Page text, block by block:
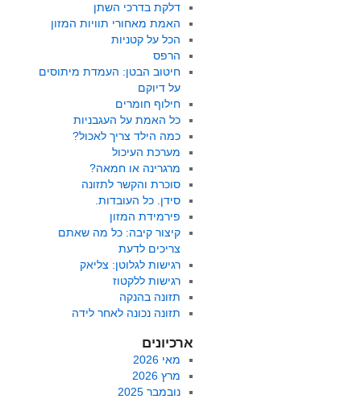
דלקת בדרכי השתן
האמת מאחורי תוויות המזון
הכל על קטניות
הרפס
חיטוב הבטן: העמדת מיתוסים
על דיוקם
חילוף חומרים
כל האמת על העגבניות
כמה הילד צריך לאכול?
מערכת העיכול
מרגרינה או חמאה?
סוכרת והקשר לתזונה
סידן. כל העובדות.
פירמידת המזון
קיצור קיבה: כל מה שאתם
צריכים לדעת
רגישות לגלוטן: צליאק
רגישות ללקטוז
תזונה בהנקה
תזונה נכונה לאחר לידה
ארכיונים
מאי 2026
מרץ 2026
נובמבר 2025